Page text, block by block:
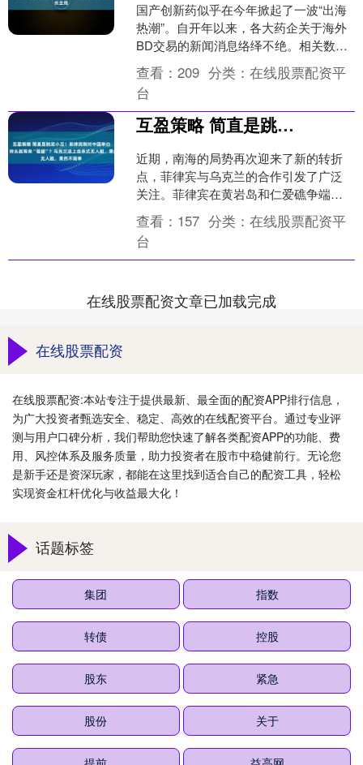
国产创新药似乎在今年掀起了一波“出海
热潮”。自开年以来，各大药企关于海外
BD交易的新闻消息络绎不绝。相关数据
显示，2025年上半年国内创新药已达成
超50笔全球合....
查看：209 分类：在线股票配资平
台
互盈策略 简直是跳梁小丑！菲律宾刚对中国举白旗投降，转头就等来“强援”？乌克兰送上自杀式无人艇，果然不简单
近期，南海的局势再次迎来了新的转折
点，菲律宾与乌克兰的合作引发了广泛
关注。菲律宾在黄岩岛和仁爱礁争端中
接连吃了败仗，面对中国海警的强硬反
制，不仅被迫“举白旗投降....
查看： 157 分类：在线股票配资平
台
在线股票配资文章已加载完成
在线股票配资
在线股票配资:本站专注于提供最新、最全面的配资APP排行信息，
为广大投资者甄选安全、稳定、高效的在线配资平台。通过专业评
测与用户口碑分析，我们帮助您快速了解各类配资APP的功能、费
用、风控体系及服务质量，助力投资者在股市中稳健前行。无论您
是新手还是资深玩家，都能在这里找到适合自己的配资工具，轻松
实现资金杠杆优化与收益最大化！
话题标签
集团 指数
转债 控股
股东 紧急
股份 关于